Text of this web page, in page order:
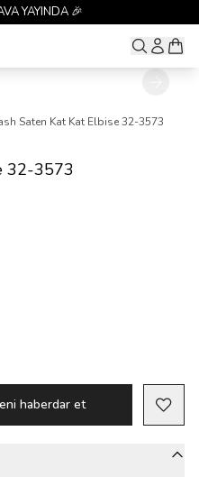
YAYINDA 🎉
Saten Kat Kat Elbise 32-3573
32-3573
haberdar et